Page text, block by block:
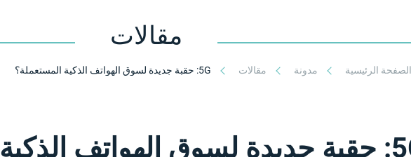
مقالات
الصفحة الرئيسية مدونة مقالات 5G: حقبة جديدة لسوق الهواتف الذكية المستعملة؟
5G: حقبة جديدة لسوق الهواتف الذكية